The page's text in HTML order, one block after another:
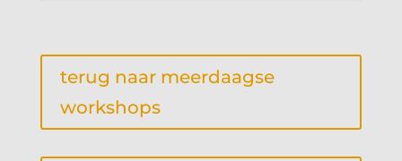
terug naar meerdaagse
workshops